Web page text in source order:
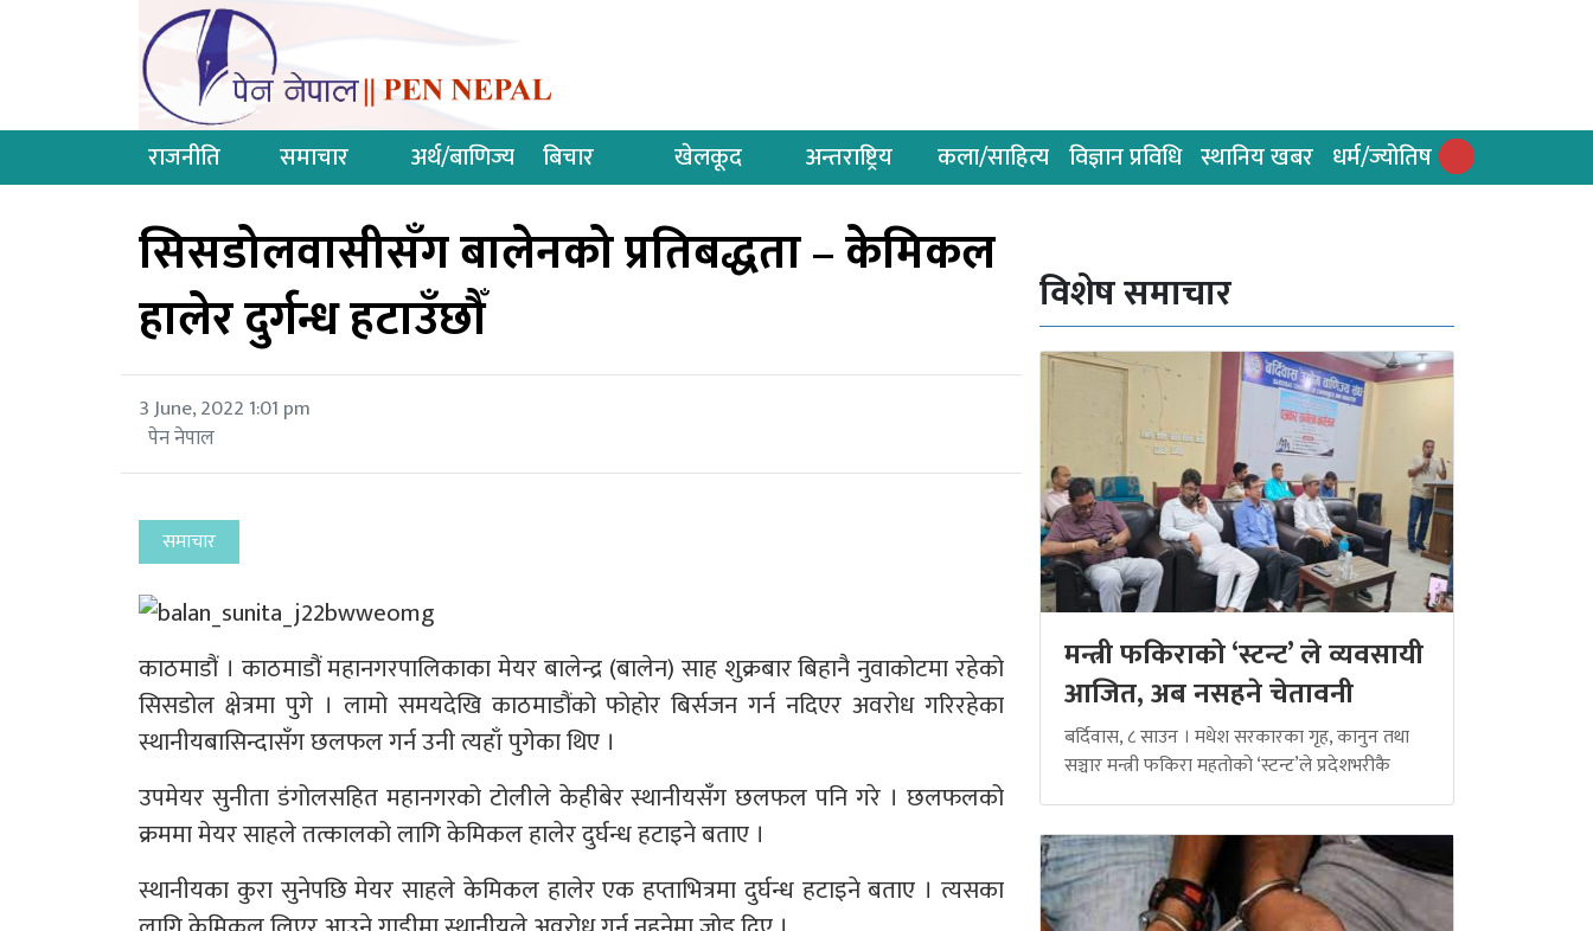
राजनीति समाचार अर्थ/बाणिज्य बिचार खेलकूद अन्तराष्ट्रिय कला/साहित्य विज्ञान प्रविधि स्थानिय खबर धर्म/ज्योतिष
सिसडोलवासीसँग बालेनको प्रतिबद्धता – केमिकल
हालेर दुर्गन्ध हटाउँछौँ
3 June, 2022 1:01 pm
पेन नेपाल
समाचार
काठमाडौं । काठमाडौं महानगरपालिकाका मेयर बालेन्द्र (बालेन) साह शुक्रबार बिहानै नुवाकोटमा रहेको
सिसडोल क्षेत्रमा पुगे । लामो समयदेखि काठमाडौंको फोहोर बिर्सजन गर्न नदिएर अवरोध गरिरहेका
स्थानीयबासिन्दासँग छलफल गर्न उनी त्यहाँ पुगेका थिए ।
उपमेयर सुनीता डंगोलसहित महानगरको टोलीले केहीबेर स्थानीयसँग छलफल पनि गरे । छलफलको
क्रममा मेयर साहले तत्कालको लागि केमिकल हालेर दुर्घन्ध हटाइने बताए ।
स्थानीयका कुरा सुनेपछि मेयर साहले केमिकल हालेर एक हप्ताभित्रमा दुर्घन्ध हटाइने बताए । त्यसका
विशेष समाचार
मन्त्री फकिराको ‘स्टन्ट’ ले व्यवसायी
आजित, अब नसहने चेतावनी
बर्दिवास, ८ साउन । मधेश सरकारका गृह, कानुन तथा
सञ्चार मन्त्री फकिरा महतोको ‘स्टन्ट’ले प्रदेशभरीकै